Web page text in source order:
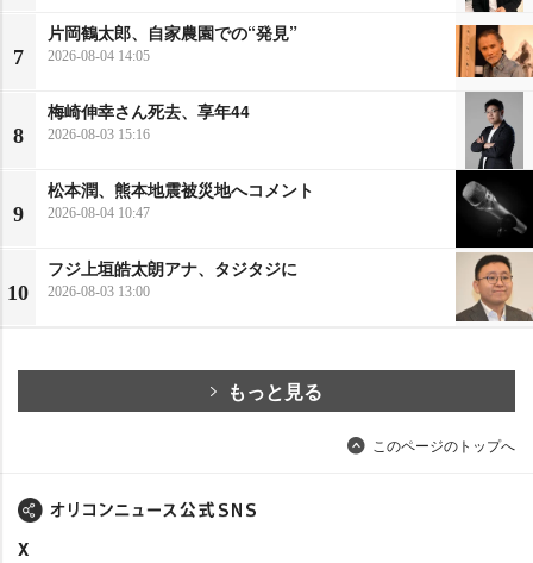
7
片岡鶴太郎、自家農園での“発見”
2026-08-04 14:05
8
梅崎伸幸さん死去、享年44
2026-08-03 15:16
9
松本潤、熊本地震被災地へコメント
2026-08-04 10:47
10
フジ上垣皓太朗アナ、タジタジに
2026-08-03 13:00
もっと見る
このページのトップへ
X